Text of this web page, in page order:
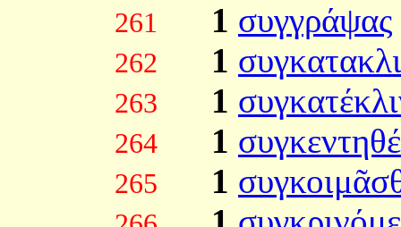
261 1 συγγράψας
262 1
263 1
264 1
265 1